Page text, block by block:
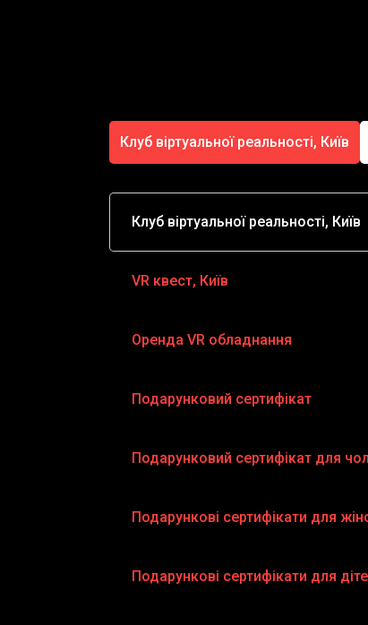
Клуб віртуальної реальності, Київ
Клуб віртуальної реальності, Київ
VR квест, Київ
Оренда VR обладнання
Подарунковий сертифікат
Подарунковий сертифікат для
Подарункові сертифікати для
Подарункові сертифікати для